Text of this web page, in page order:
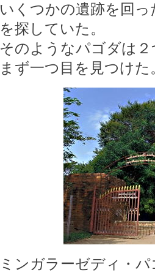
いくつかの遺跡を回
を探していた。
そのようなパゴダは
まず一つ目を見つけた
ミンガラーゼディ・